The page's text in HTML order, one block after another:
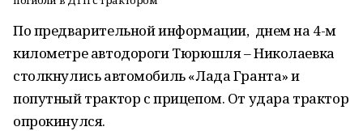
По предварительной информации, днем на 4-м
километре автодороги Тюрюшля – Николаевка
столкнулись автомобиль «Лада Гранта» и
попутный трактор с прицепом. От удара трактор
опрокинулся.